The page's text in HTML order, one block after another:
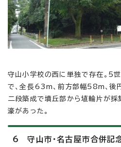
守山小学校の西に単独で存在。5
で、全長63m、前方部幅58m、後
二段築成で墳丘部から埴輪片が採
濠があった。
6 守山市・名古屋市合併記